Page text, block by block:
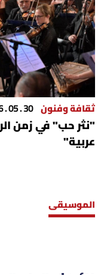
ثقافة وفنون 30 . 05 . 2026
"نثر حب" في زمن
عربية"
الموسيقى